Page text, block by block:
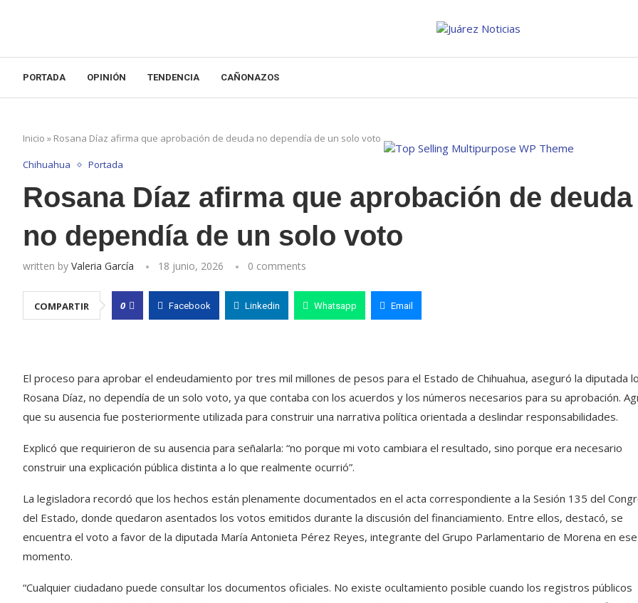
PORTADA OPINIÓN TENDENCIA CAÑONAZOS
Inicio » Rosana Díaz afirma que aprobación de deuda no dependía de un solo voto
Chihuahua Portada
Rosana Díaz afirma que aprobación de deuda
no dependía de un solo voto
written by Valeria García 18 junio, 2026 0 comments
COMPARTIR 0 Facebook Linkedin Whatsapp Email
El proceso para aprobar el endeudamiento por tres mil millones de pesos para el Estado de Chihuahua, aseguró la diputada
Rosana Díaz, no dependía de un solo voto, ya que contaba con los acuerdos y los números necesarios para su aprobación.
que su ausencia fue posteriormente utilizada para construir una narrativa política orientada a deslindar responsabilidades.
Explicó que requirieron de su ausencia para señalarla: “no porque mi voto cambiara el resultado, sino porque era necesario
construir una explicación pública distinta a lo que realmente ocurrió”.
La legisladora recordó que los hechos están plenamente documentados en el acta correspondiente a la Sesión 135 del
del Estado, donde quedaron asentados los votos emitidos durante la discusión del financiamiento. Entre ellos, destacó, se
encuentra el voto a favor de la diputada María Antonieta Pérez Reyes, integrante del Grupo Parlamentario de Morena en ese
momento.
“Cualquier ciudadano puede consultar los documentos oficiales. No existe ocultamiento posible cuando los registros públicos